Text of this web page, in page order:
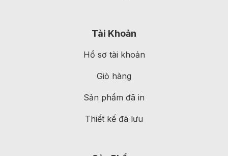
Tài Khoản
Hồ sơ tài khoản
Giỏ hàng
Sản phẩm đã in
Thiết kế đã lưu